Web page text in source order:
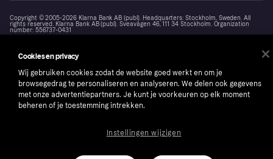
Copyright © 2005-2026 Klarna Bank AB (publ). Headquarters: Stockholm, Sweden. All
rights reserved. Klarna Bank AB (publ). Sveavägen 46, 111 34 Stockholm. Organization
number: 556737-0431
Cookies en privacy
Wij gebruiken cookies zodat de website goed werkt en om je
browsegedrag te personaliseren en analyseren. We delen ook gegevens
met onze advertentiepartners. Je kunt je voorkeuren op elk moment
beheren of je toestemming intrekken.
Instellingen wijzigen